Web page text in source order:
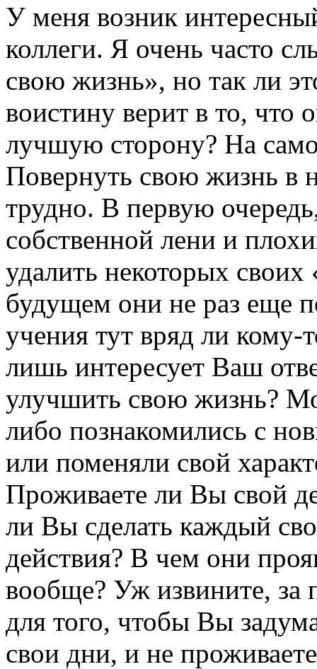
У меня возник
коллеги. Я очень часто
свою жизнь», но так ли
воистину верит в то, что
лучшую сторону? На
Повернуть свою жизнь в
трудно. В первую
собственной лени и
удалить некоторых
будущем они не раз еще
учения тут вряд ли кому-
лишь интересует Ваш
улучшить свою жизнь?
либо познакомились с
или поменяли свой
Проживаете ли Вы свой
ли Вы сделать каждый
действия? В чем они
вообще? Уж извините,
для того, чтобы Вы
свои дни, и не